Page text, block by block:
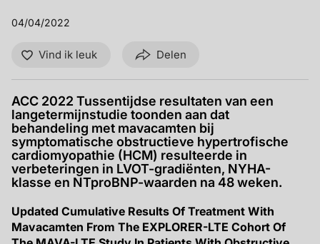
04/04/2022
Vind ik leuk Delen
ACC 2022 Tussentijdse resultaten van een
langetermijnstudie toonden aan dat
behandeling met mavacamten bij
symptomatische obstructieve hypertrofische
cardiomyopathie (HCM) resulteerde in
verbeteringen in LVOT-gradiënten, NYHA-
klasse en NTproBNP-waarden na 48 weken.
Updated Cumulative Results Of Treatment With
Mavacamten From The EXPLORER-LTE Cohort Of